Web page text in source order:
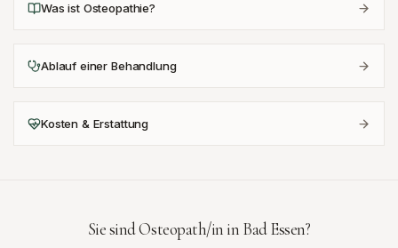
Was ist Osteopathie?
Ablauf einer Behandlung
Kosten & Erstattung
Sie sind Osteopath/in in Bad Essen?